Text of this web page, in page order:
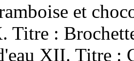
et
Titre :
XII. Titre :